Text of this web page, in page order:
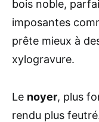
bois noble,
imposantes
prête mieux à
xylogravure.
Le noyer, plus
rendu plus